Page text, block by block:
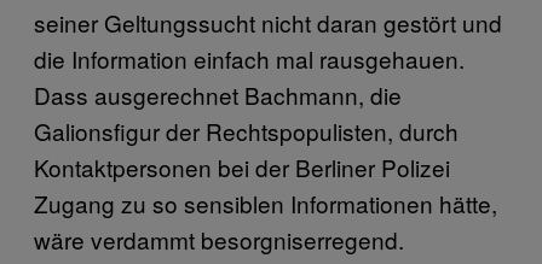
seiner Geltungssucht nicht daran gestört und
die Information einfach mal rausgehauen.
Dass ausgerechnet Bachmann, die
Galionsfigur der Rechtspopulisten, durch
Kontaktpersonen bei der Berliner Polizei
Zugang zu so sensiblen Informationen hätte,
wäre verdammt besorgniserregend.